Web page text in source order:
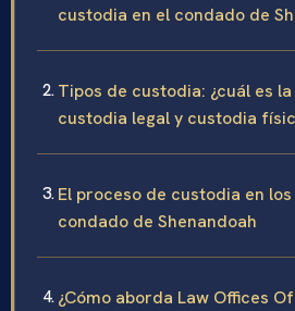
custodia en el condado de
Tipos de custodia: ¿cuál es
custodia legal y custodia
El proceso de custodia en
condado de Shenandoah
¿Cómo aborda Law Offices Of